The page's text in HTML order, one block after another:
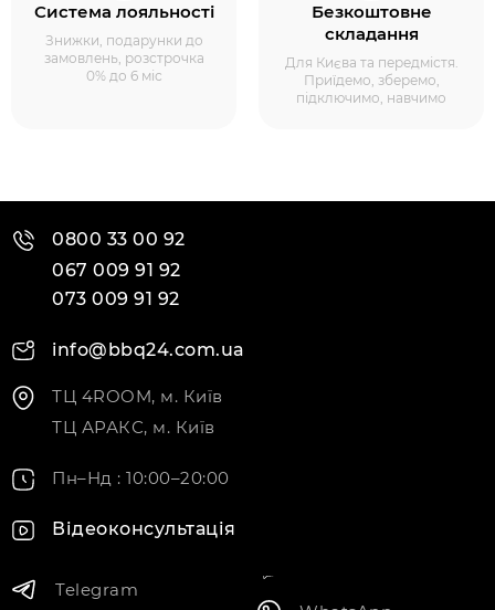
Система лояльності
Знижки, подарунки до
замовлень, розстрочка
0% до 6 міс
Безкоштовне
складання
Для Києва та передмістя.
Приїдемо, зберемо,
підключимо, навчимо
0800 33 00 92
067 009 91 92
073 009 91 92
info@bbq24.com.ua
ТЦ 4ROOM, м. Київ
ТЦ АРАКС, м. Київ
Пн–Нд : 10:00–20:00
Відеоконсультація
Telegram